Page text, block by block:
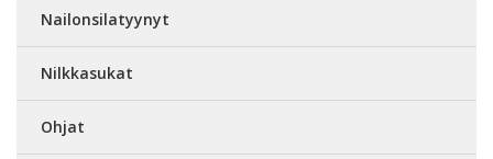
Nailonsilatyynyt
Nilkkasukat
Ohjat